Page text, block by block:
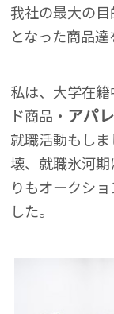
我社の最大の目
となった商品達
私は、大学在
ド商品・ アパ
就職活動もし
壊、就職氷河
りもオークシ
した。